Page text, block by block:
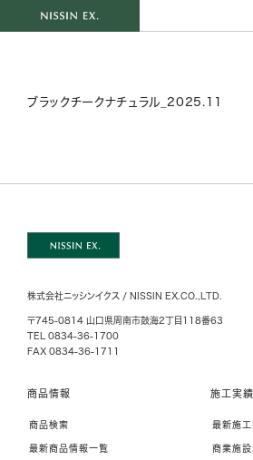
ブラックチークナチュラル_2025.11
株式会社ニッシンイクス / NISSIN EX.CO.,LTD.
〒745-0814 山口県周南市鼓海2丁目118番63
TEL 0834-36-1700
FAX 0834-36-1711
商品情報
商品検索
最新商品情報一覧
施工実績
最新施
商業施設